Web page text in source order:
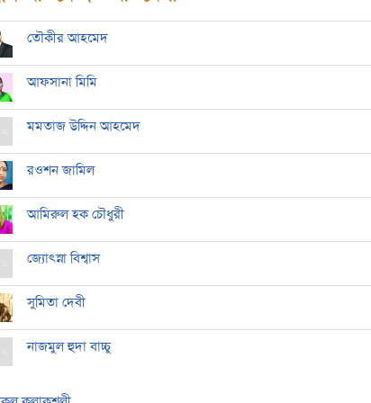
তৌকীর আহমেদ
আফসানা মিমি
মমতাজ উদ্দিন আহমেদ
রওশন জামিল
আমিরুল হক চৌধুরী
জ্যোৎস্না বিশ্বাস
সুমিতা দেবী
নাজমুল হুদা বাচ্চু